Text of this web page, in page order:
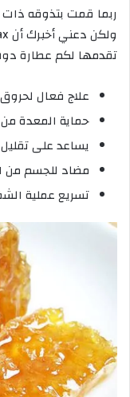
ربما قمت بتذوقه
تقدمها لكم عطارة
علاج فعال
حماية المعدة
يساعد على
مضاد للجسم من
تسريع عملية